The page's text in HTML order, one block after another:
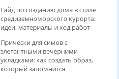
Гайд по созданию дома в стиле
средиземноморского курорта:
идеи, материалы и ход работ
Причёски для симов с
элегантными вечерними
укладками: как создать образ,
который запомнится